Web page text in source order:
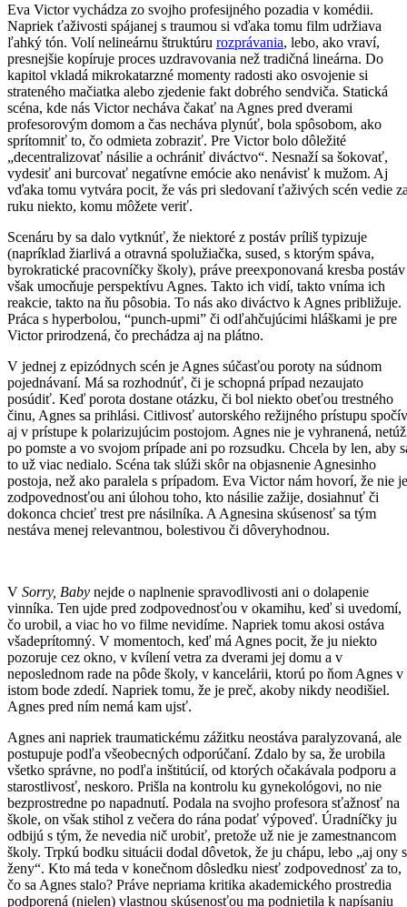
Eva Victor vychádza zo svojho profesijného pozadia v komédii.
Napriek ťaživosti spájanej s traumou si vďaka tomu film udržiava
ľahký tón. Volí nelineárnu štruktúru rozprávania, lebo, ako vraví,
presnejšie kopíruje proces uzdravovania než tradičná lineárna. Do
kapitol vkladá mikrokatarzné momenty radosti ako osvojenie si
strateného mačiatka alebo zjedenie fakt dobrého sendviča. Statická
scéna, kde nás Victor necháva čakať na Agnes pred dverami
profesorovým domom a čas necháva plynúť, bola spôsobom, ako
sprítomniť to, čo odmieta zobraziť. Pre Victor bolo dôležité
„decentralizovať násilie a ochrániť diváctvo“. Nesnaží sa šokovať,
vydesiť ani burcovať negatívne emócie ako nenávisť k mužom. Aj
vďaka tomu vytvára pocit, že vás pri sledovaní ťaživých scén vedie
ruku niekto, komu môžete veriť.
Scenáru by sa dalo vytknúť, že niektoré z postáv príliš typizuje
(napríklad žiarlivá a otravná spolužiačka, sused, s ktorým spáva,
byrokratické pracovníčky školy), práve preexponovaná kresba postáv
však umocňuje perspektívu Agnes. Takto ich vidí, takto vníma ich
reakcie, takto na ňu pôsobia. To nás ako diváctvo k Agnes približuje.
Práca s hyperbolou, “punch-upmi” či odľahčujúcimi hláškami je pre
Victor prirodzená, čo prechádza aj na plátno.
V jednej z epizódnych scén je Agnes súčasťou poroty na súdnom
pojednávaní. Má sa rozhodnúť, či je schopná prípad nezaujato
posúdiť. Keď porota dostane otázku, či bol niekto obeťou trestného
činu, Agnes sa prihlási. Citlivosť autorského režijného prístupu
aj v prístupe k polarizujúcim postojom. Agnes nie je vyhranená,
po pomste a vo svojom prípade ani po rozsudku. Chcela by len, aby
to už viac nedialo. Scéna tak slúži skôr na objasnenie Agnesinho
postoja, než ako paralela s prípadom. Eva Victor nám hovorí, že nie je
zodpovednosťou ani úlohou toho, kto násilie zažije, dosiahnuť či
dokonca chcieť trest pre násilníka. A Agnesina skúsenosť sa tým
nestáva menej relevantnou, bolestivou či dôveryhodnou.
V Sorry, Baby nejde o naplnenie spravodlivosti ani o dolapenie
vinníka. Ten ujde pred zodpovednosťou v okamihu, keď si uvedomí,
čo urobil, a viac ho vo filme nevidíme. Napriek tomu akosi ostáva
všadeprítomný. V momentoch, keď má Agnes pocit, že ju niekto
pozoruje cez okno, v kvílení vetra za dverami jej domu a v
neposlednom rade na pôde školy, v kancelárii, ktorú po ňom Agnes v
istom bode zdedí. Napriek tomu, že je preč, akoby nikdy neodišiel.
Agnes pred ním nemá kam ujsť.
Agnes ani napriek traumatickému zážitku neostáva paralyzovaná, ale
postupuje podľa všeobecných odporúčaní. Zdalo by sa, že urobila
všetko správne, no podľa inštitúcií, od ktorých očakávala podporu a
starostlivosť, neskoro. Prišla na kontrolu ku gynekológovi, no nie
bezprostredne po napadnutí. Podala na svojho profesora sťažnosť na
škole, on však stihol z večera do rána podať výpoveď. Úradníčky ju
odbijú s tým, že nevedia nič urobiť, pretože už nie je zamestnancom
školy. Trpkú bodku situácii dodal dôvetok, že ju chápu, lebo „aj ony
ženy“. Kto má teda v konečnom dôsledku niesť zodpovednosť za to,
čo sa Agnes stalo? Práve nepriama kritika akademického prostredia
podporená (nielen) vlastnou skúsenosťou ma podnietila k napísaniu